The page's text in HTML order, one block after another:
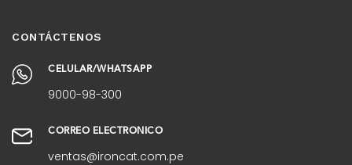
CONTÁCTENOS
CELULAR/WHATSAPP
9000-98-300
CORREO ELECTRÓNICO
ventas@ironcat.com.pe